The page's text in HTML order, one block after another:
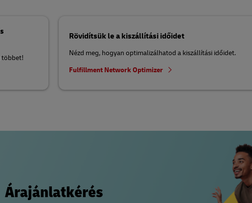
többet!
Rövidítsük le a kiszállítási időidet
Nézd meg, hogyan optimalizálhatod a kiszállítási időidet.
Fulfillment Network Optimizer
Árajánlatkérés